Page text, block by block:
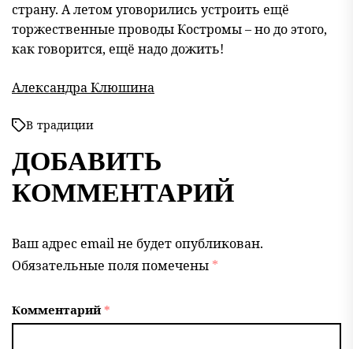
страну. А летом уговорились устроить ещё
торжественные проводы Костромы – но до этого,
как говорится, ещё надо дожить!
Александра Клюшина
В традиции
ДОБАВИТЬ
КОММЕНТАРИЙ
Ваш адрес email не будет опубликован.
Обязательные поля помечены *
Комментарий*